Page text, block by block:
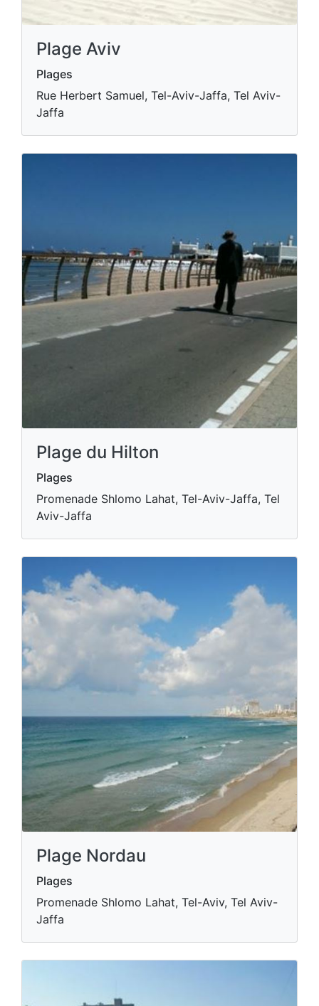
Plage Aviv
Plages
Rue Herbert Samuel, Tel-Aviv-Jaffa, Tel Aviv-
Jaffa
Plage du Hilton
Plages
Promenade Shlomo Lahat, Tel-Aviv-Jaffa, Tel
Aviv-Jaffa
Plage Nordau
Plages
Promenade Shlomo Lahat, Tel-Aviv, Tel Aviv-
Jaffa